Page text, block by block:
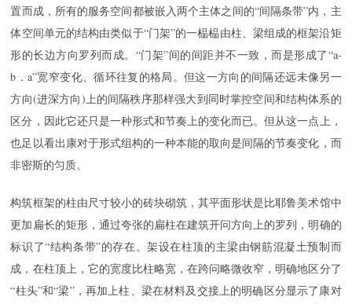
置而成，所有的服务空间都被嵌入两个主体之间的“间隔条带”内，主
体空间单元的结构由类似于“门架”的一榀榀由柱、梁组成的框架沿矩
形的长边方向罗列而成。“门架”间的间距并不一致，而是形成了“a-
b．a”宽窄变化、循环往复的格局。但这一方向的间隔还远未像另一
方向(进深方向)上的间隔秩序那样强大到同时掌控空间和结构体系的
区分，因此它还只是一种形式和节奏上的变化而已。但从这一点上，
也足以看出康对于形式组构的一种本能的取向是间隔的节奏变化，而
非密斯的匀质。
构筑框架的柱由尺寸较小的砖块砌筑，其平面形状是比耶鲁美术馆中
更加扁长的矩形，通过夸张的扁柱在建筑开问方向上的罗列，明确的
标识了“结构条带”的存在。架设在柱顶的主梁由钢筋混凝土预制而
成，在柱顶上，它的宽度比柱略宽，在跨问略微收窄，明确地区分了
“柱头”和“梁”，再加上柱、梁在材料及交接上的明确区分显示了康对